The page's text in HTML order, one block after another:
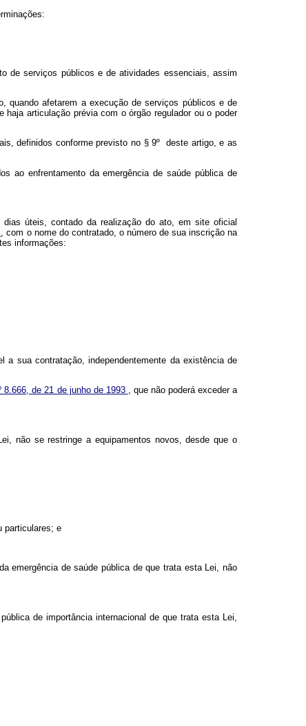
de serviços públicos e de atividades essenciais, assim
quando afetarem a execução de serviços públicos e de
articulação prévia com o órgão regulador ou o poder
definidos conforme previsto no § 9º deste artigo, e as
ao enfrentamento da emergência de saúde pública de
úteis, contado da realização do ato, em site oficial
, com o nome do contratado, o número de sua inscrição na
informações:
a sua contratação, independentemente da existência de
8.666, de 21 de junho de 1993 , que não poderá exceder a
não se restringe a equipamentos novos, desde que o
particulares; e
emergência de saúde pública de que trata esta Lei, não
de importância internacional de que trata esta Lei,